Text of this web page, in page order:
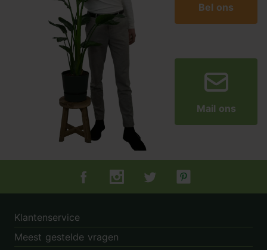
Bel ons
Mail ons
Tuincentrum.nl op Facebook
Tuincentrum.nl op Instagram
Tuincentrum.nl op Twitter
Tuincentrum.nl op
Klantenservice
Meest gestelde vragen